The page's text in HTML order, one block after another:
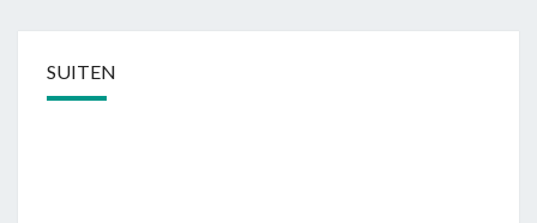
SUITEN